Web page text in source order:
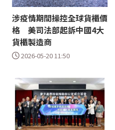
涉疫情期間操控全球貨櫃價
格 美司法部起訴中國4大
貨櫃製造商
2026-05-20 11:50